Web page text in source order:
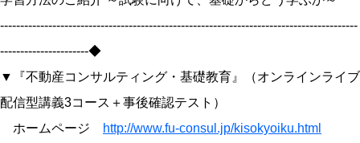
-----------------------------------------------------------------------------------------
----------------------◆
▼『不動産コンサルティング・基礎教育』（オンラインライブ
配信型講義3コース＋事後確認テスト）
ホームページ
http://www.fu-consul.jp/kisokyoiku.html